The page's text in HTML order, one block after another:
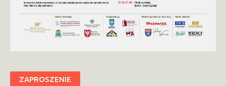
ZAPROSZENIE